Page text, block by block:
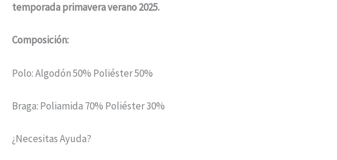
temporada primavera verano 2025.
Composición:
Polo: Algodón 50% Poliéster 50%
Braga: Poliamida 70% Poliéster 30%
¿Necesitas Ayuda?